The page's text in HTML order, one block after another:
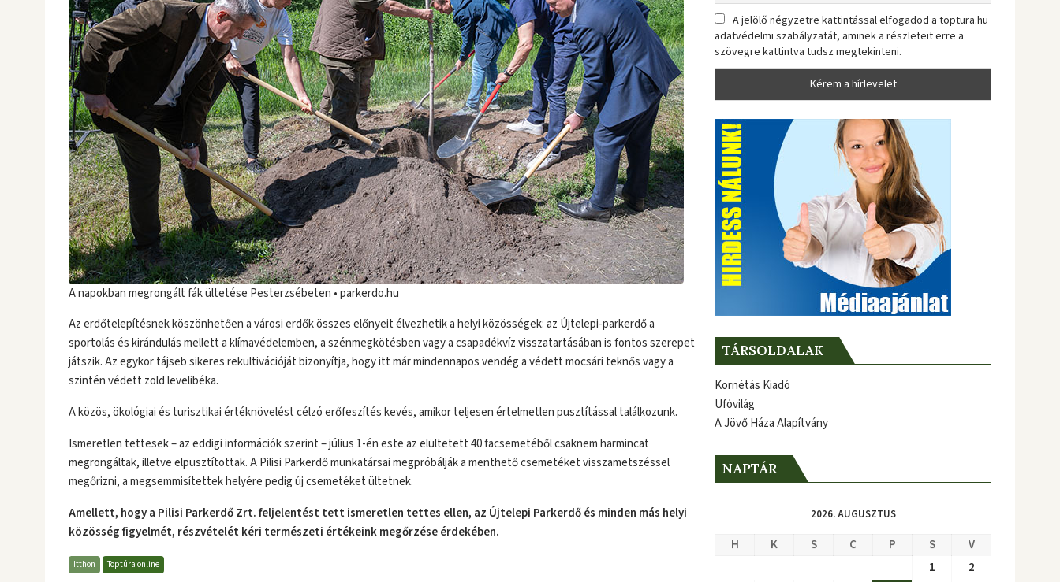
A napokban megrongált fák ültetése Pesterzsébeten • parkerdo.hu
Az erdőtelepítésnek köszönhetően a városi erdők összes előnyeit élvezhetik a helyi közösségek: az Újtelepi-parkerdő a
sportolás és kirándulás mellett a klímavédelemben, a szénmegkötésben vagy a csapadékvíz visszatartásában is fontos szerepet
játszik. Az egykor tájseb sikeres rekultivációját bizonyítja, hogy itt már mindennapos vendég a védett mocsári teknős vagy a
szintén védett zöld levelibéka.
A közös, ökológiai és turisztikai értéknövelést célzó erőfeszítés kevés, amikor teljesen értelmetlen pusztítással találkozunk.
Ismeretlen tettesek – az eddigi információk szerint – július 1-én este az elültetett 40 facsemetéből csaknem harmincat
megrongáltak, illetve elpusztítottak. A Pilisi Parkerdő munkatársai megpróbálják a menthető csemetéket visszametszéssel
megőrizni, a megsemmisítettek helyére pedig új csemetéket ültetnek.
Amellett, hogy a Pilisi Parkerdő Zrt. feljelentést tett ismeretlen tettes ellen, az Újtelepi Parkerdő és minden más helyi
közösség figyelmét, részvételét kéri természeti értékeink megőrzése érdekében.
Itthon Toptúra online
A jelölő négyzetre kattintással elfogadod a toptura.hu
adatvédelmi szabályzatát, aminek a részleteit erre a
szövegre kattintva tudsz megtekinteni.
TÁRSOLDALAK
Kornétás Kiadó
Ufóvilág
A Jövő Háza Alapítvány
NAPTÁR
2026. AUGUSZTUS
H K S C P S
V
1
2